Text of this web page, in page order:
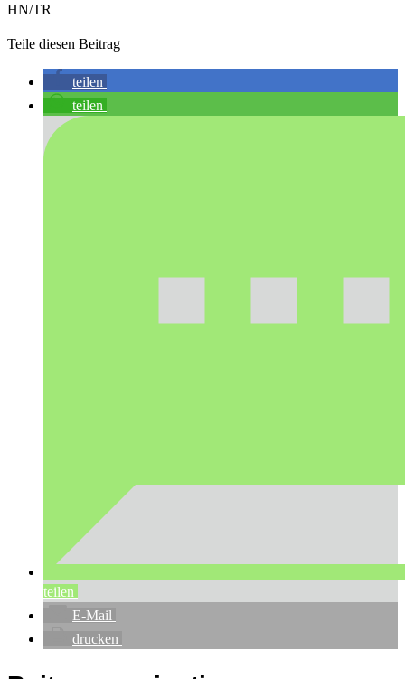
HN/TR
Teile diesen Beitrag
teilen
teilen
teilen
E-Mail
drucken